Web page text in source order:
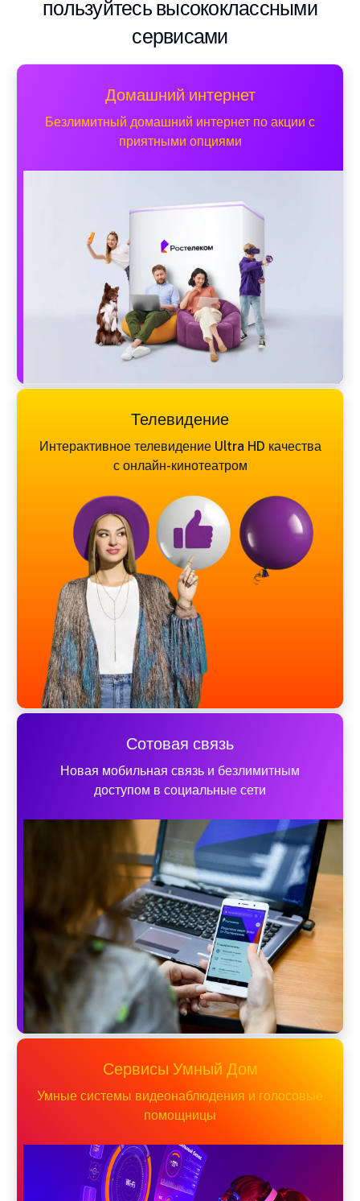
пользуйтесь высококлассными
сервисами
Домашний интернет
Безлимитный домашний интернет по акции с
приятными опциями
Телевидение
Интерактивное телевидение Ultra HD качества
с онлайн-кинотеатром
Сотовая связь
Новая мобильная связь и безлимитным
доступом в социальные сети
Сервисы Умный Дом
Умные системы видеонаблюдения и голосовые
помощницы